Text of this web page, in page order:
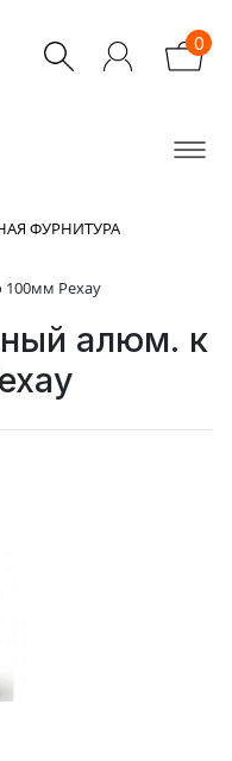
0
ФУРНИТУРА
100мм Рехау
алюм. к